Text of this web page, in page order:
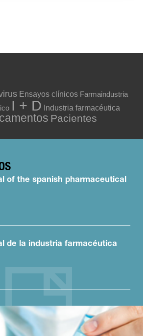
Ensayos clínicos Farmaindustria
I + D Industria farmacéutica
Pacientes
of the spanish pharmaceutical
de la industria farmacéutica